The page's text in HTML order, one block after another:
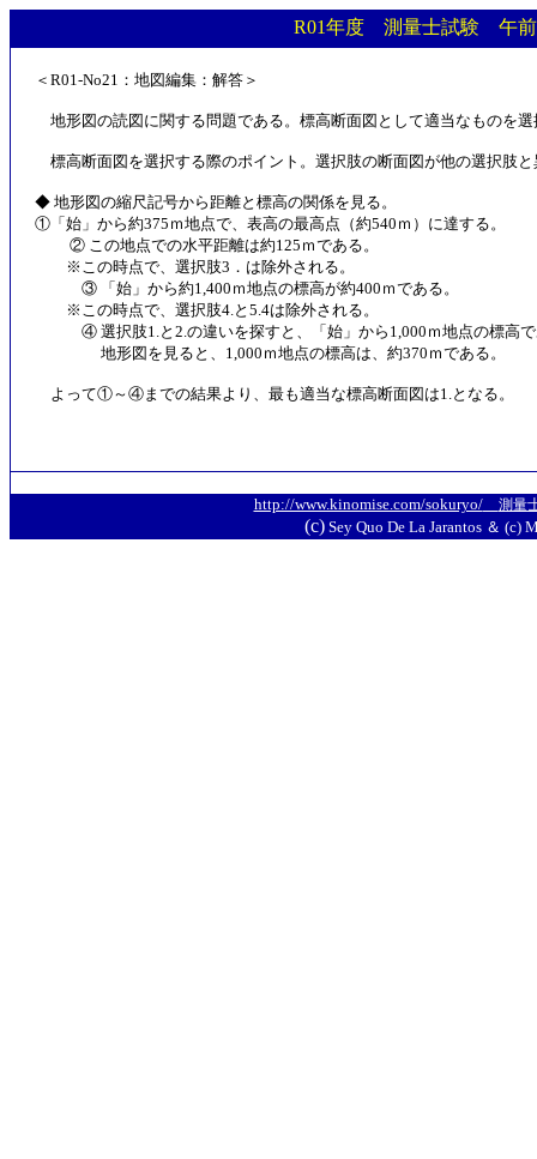
R01年度 測量士試験 午前
＜R01-No21：地図編集：解答＞
地形図の読図に関する問題である。標高断面図として適当なものを
標高断面図を選択する際のポイント。選択肢の断面図が他の選択肢
◆ 地形図の縮尺記号から距離と標高の関係を見る。
①「始」から約375ｍ地点で、表高の最高点（約540ｍ）に達する。
② この地点での水平距離は約125ｍである。
※この時点で、選択肢3．は除外される。
③ 「始」から約1,400ｍ地点の標高が約400ｍである。
※この時点で、選択肢4.と5.4は除外される。
④ 選択肢1.と2.の違いを探すと、「始」から1,000ｍ地点の標高で
地形図を見ると、1,000ｍ地点の標高は、約370ｍである。
よって①～④までの結果より、最も適当な標高断面図は1.となる。
http://www.kinomise.com/sokuryo/ 測量
(c)Sey Quo De La Jarantos ＆ (c)